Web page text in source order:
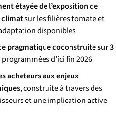
étayée de l’exposition de
climatsur les filières tomate et
disponibles
pragmatique coconstruite sur 3
d’ici fin 2026
acheteurs aux enjeux
, construite à travers des
et une implication active